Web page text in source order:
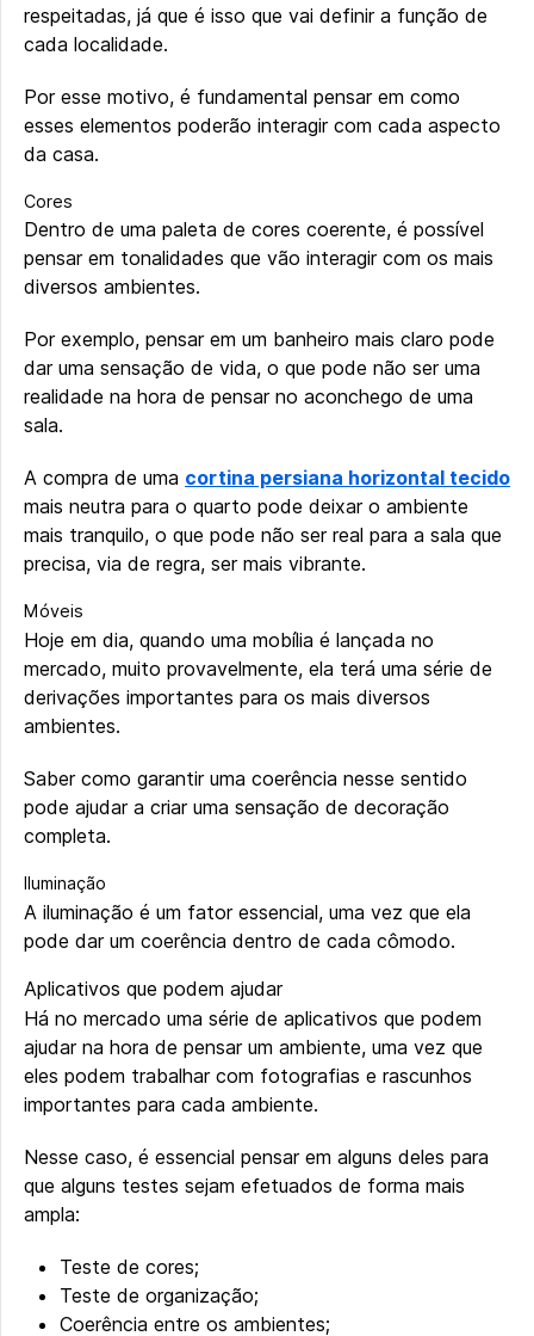
respeitadas, já que é isso que vai definir a função de
cada localidade.
Por esse motivo, é fundamental pensar em como
esses elementos poderão interagir com cada aspecto
da casa.
Cores
Dentro de uma paleta de cores coerente, é possível
pensar em tonalidades que vão interagir com os mais
diversos ambientes.
Por exemplo, pensar em um banheiro mais claro pode
dar uma sensação de vida, o que pode não ser uma
realidade na hora de pensar no aconchego de uma
sala.
A compra de uma cortina persiana horizontal tecido
mais neutra para o quarto pode deixar o ambiente
mais tranquilo, o que pode não ser real para a sala que
precisa, via de regra, ser mais vibrante.
Móveis
Hoje em dia, quando uma mobília é lançada no
mercado, muito provavelmente, ela terá uma série de
derivações importantes para os mais diversos
ambientes.
Saber como garantir uma coerência nesse sentido
pode ajudar a criar uma sensação de decoração
completa.
Iluminação
A iluminação é um fator essencial, uma vez que ela
pode dar um coerência dentro de cada cômodo.
Aplicativos que podem ajudar
Há no mercado uma série de aplicativos que podem
ajudar na hora de pensar um ambiente, uma vez que
eles podem trabalhar com fotografias e rascunhos
importantes para cada ambiente.
Nesse caso, é essencial pensar em alguns deles para
que alguns testes sejam efetuados de forma mais
ampla:
Teste de cores;
Teste de organização;
Coerência entre os ambientes;